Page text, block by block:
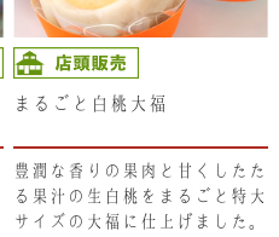
まるごと白桃大福
豊潤な香りの果肉と甘くしたた
る果汁の生白桃をまるごと特大
サイズの大福に仕上げました。